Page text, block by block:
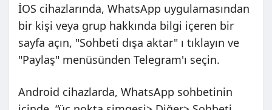
İOS cihazlarında, WhatsApp uygulamasından
bir kişi veya grup hakkında bilgi içeren bir
sayfa açın, "Sohbeti dışa aktar" ı tıklayın ve
"Paylaş" menüsünden Telegram'ı seçin.
Android cihazlarda, WhatsApp sohbetinin